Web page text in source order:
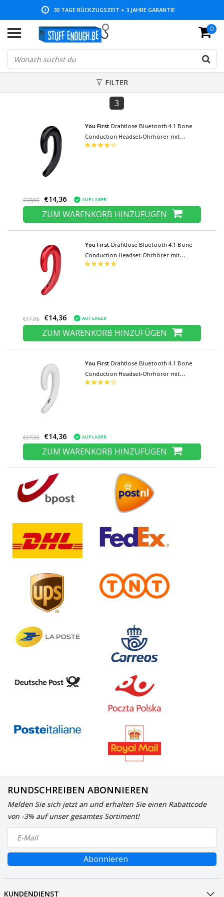
30 TAGE RÜCKZUGSZEIT + 3 JAHRE GARANTIE
NIEDRIGE PREISE UND GROSSE AUSWAHL 0
FILTER
3
You First Drahtlose Bluetooth 4.1 Bone
Conduction Headset-Ohrhörer mit
Mikrofon-Kopfhörer Schwarz
€17,95 €14,36 AUF LAGER
ZUM WARENKORB HINZUFÜGEN
You First Drahtlose Bluetooth 4.1 Bone
Conduction Headset-Ohrhörer mit
Mikrofon-Kopfhörer Rot
€17,95 €14,36 AUF LAGER
ZUM WARENKORB HINZUFÜGEN
You First Drahtlose Bluetooth 4.1 Bone
Conduction Headset-Ohrhörer mit
Mikrofon-Kopfhörer weiß
€17,95 €14,36 AUF LAGER
ZUM WARENKORB HINZUFÜGEN
RUNDSCHREIBEN ABONNIEREN
Melden Sie sich jetzt an und erhalten Sie einen Rabattcode
von -3% auf unser gesamtes Sortiment!
Abonnieren
KUNDENDIENST